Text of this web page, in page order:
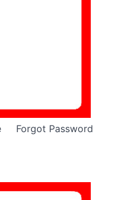
Forgot Password